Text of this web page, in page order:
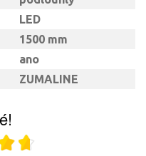
LED
1500 mm
ano
ZUMALINE